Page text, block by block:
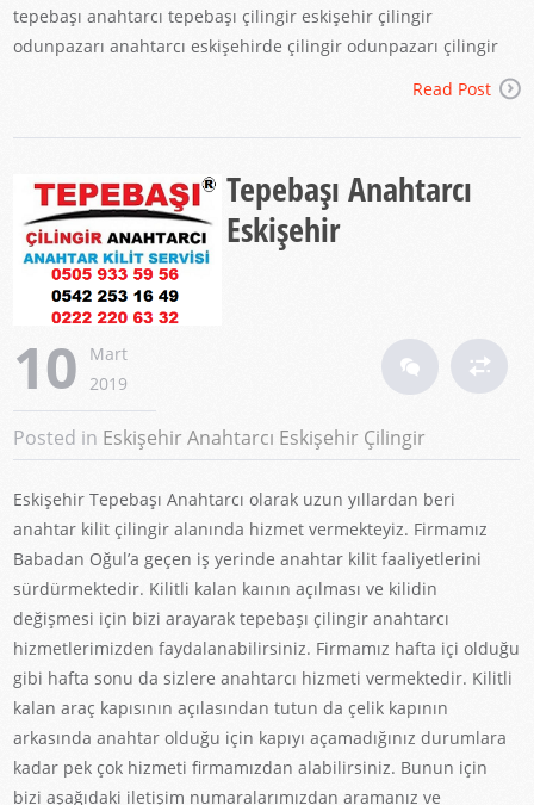
tepebaşı anahtarcı tepebaşı çilingir eskişehir çilingir
odunpazarı anahtarcı eskişehirde çilingir odunpazarı çilingir
Read Post
Tepebaşı Anahtarcı
Eskişehir
10
Mart
2019
Posted in Eskişehir Anahtarcı Eskişehir Çilingir
Eskişehir Tepebaşı Anahtarcı olarak uzun yıllardan beri
anahtar kilit çilingir alanında hizmet vermekteyiz. Firmamız
Babadan Oğul’a geçen iş yerinde anahtar kilit faaliyetlerini
sürdürmektedir. Kilitli kalan kaının açılması ve kilidin
değişmesi için bizi arayarak tepebaşı çilingir anahtarcı
hizmetlerimizden faydalanabilirsiniz. Firmamız hafta içi olduğu
gibi hafta sonu da sizlere anahtarcı hizmeti vermektedir. Kilitli
kalan araç kapısının açılasından tutun da çelik kapının
arkasında anahtar olduğu için kapıyı açamadığınız durumlara
kadar pek çok hizmeti firmamızdan alabilirsiniz. Bunun için
bizi aşağıdaki iletişim numaralarımızdan aramanız ve